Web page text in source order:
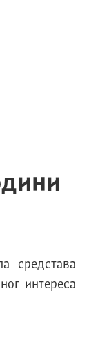
средстава
интереса